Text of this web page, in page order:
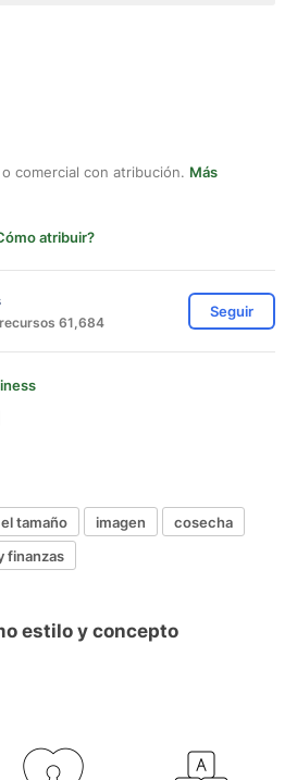
comercial con atribución. Más
atribuir?
61,684
Seguir
tamaño imagen
cosecha
finanzas
estilo y concepto